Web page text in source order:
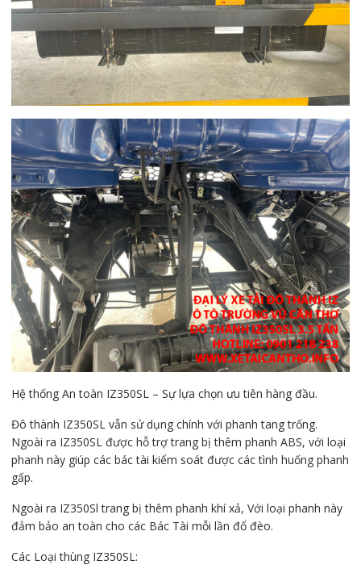
Hệ thống An toàn IZ350SL – Sự lựa chọn ưu tiên hàng đầu.
Đô thành IZ350SL vẫn sử dụng chính với phanh tang trống.
Ngoài ra IZ350SL được hỗ trợ trang bị thêm phanh ABS, với loại
phanh này giúp các bác tài kiểm soát được các tình huống phanh
gấp.
Ngoài ra IZ350Sl trang bị thêm phanh khí xả, Với loại phanh này
đảm bảo an toàn cho các Bác Tài mỗi lần đổ đèo.
Các Loại thùng IZ350SL: